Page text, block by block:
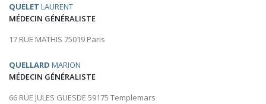
QUELET LAURENT
MÉDECIN GÉNÉRALISTE
17 RUE MATHIS 75019 Paris
QUELLARD MARION
MÉDECIN GÉNÉRALISTE
66 RUE JULES GUESDE 59175 Templemars